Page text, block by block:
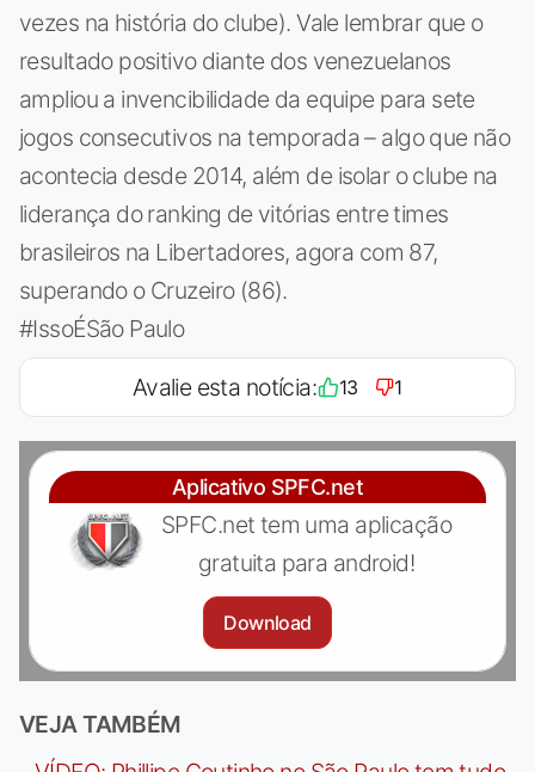
vezes na história do clube). Vale lembrar que o
resultado positivo diante dos venezuelanos
ampliou a invencibilidade da equipe para sete
jogos consecutivos na temporada – algo que não
acontecia desde 2014, além de isolar o clube na
liderança do ranking de vitórias entre times
brasileiros na Libertadores, agora com 87,
superando o Cruzeiro (86).
#IssoÉSão Paulo
Avalie esta notícia: 13 1
Aplicativo SPFC.net
SPFC.net tem uma aplicação
gratuita para android!
Download
VEJA TAMBÉM